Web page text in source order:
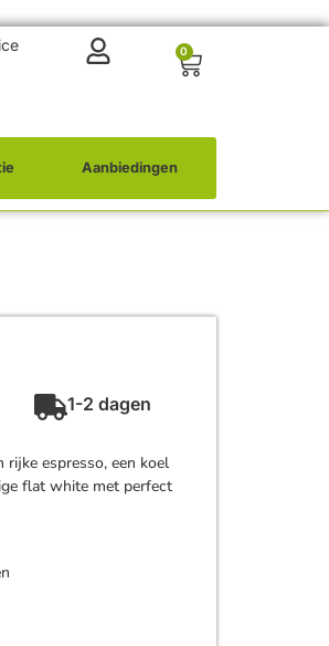
0
Aanbiedingen
1-2 dagen
rijke espresso, een koel
flat white met perfect